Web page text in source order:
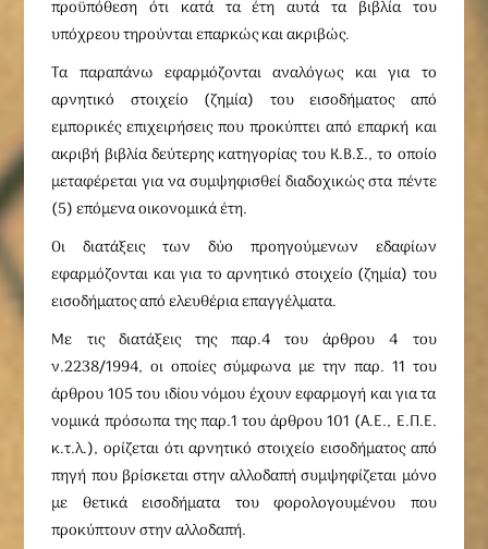
προϋπόθεση ότι κατά τα έτη αυτά τα βιβλία του
υπόχρεου τηρούνται επαρκώς και ακριβώς.
Τα παραπάνω εφαρμόζονται αναλόγως και για το
αρνητικό στοιχείο (ζημία) του εισοδήματος από
εμπορικές επιχειρήσεις που προκύπτει από επαρκή και
ακριβή βιβλία δεύτερης κατηγορίας του Κ.Β.Σ., το οποίο
μεταφέρεται για να συμψηφισθεί διαδοχικώς στα πέντε
(5) επόμενα οικονομικά έτη.
Οι διατάξεις των δύο προηγούμενων εδαφίων
εφαρμόζονται και για το αρνητικό στοιχείο (ζημία) του
εισοδήματος από ελευθέρια επαγγέλματα.
Με τις διατάξεις της παρ.4 του άρθρου 4 του
ν.2238/1994, οι οποίες σύμφωνα με την παρ. 11 του
άρθρου 105 του ιδίου νόμου έχουν εφαρμογή και για τα
νομικά πρόσωπα της παρ.1 του άρθρου 101 (Α.Ε., Ε.Π.Ε.
κ.τ.λ.), ορίζεται ότι αρνητικό στοιχείο εισοδήματος από
πηγή που βρίσκεται στην αλλοδαπή συμψηφίζεται μόνο
με θετικά εισοδήματα του φορολογουμένου που
προκύπτουν στην αλλοδαπή.